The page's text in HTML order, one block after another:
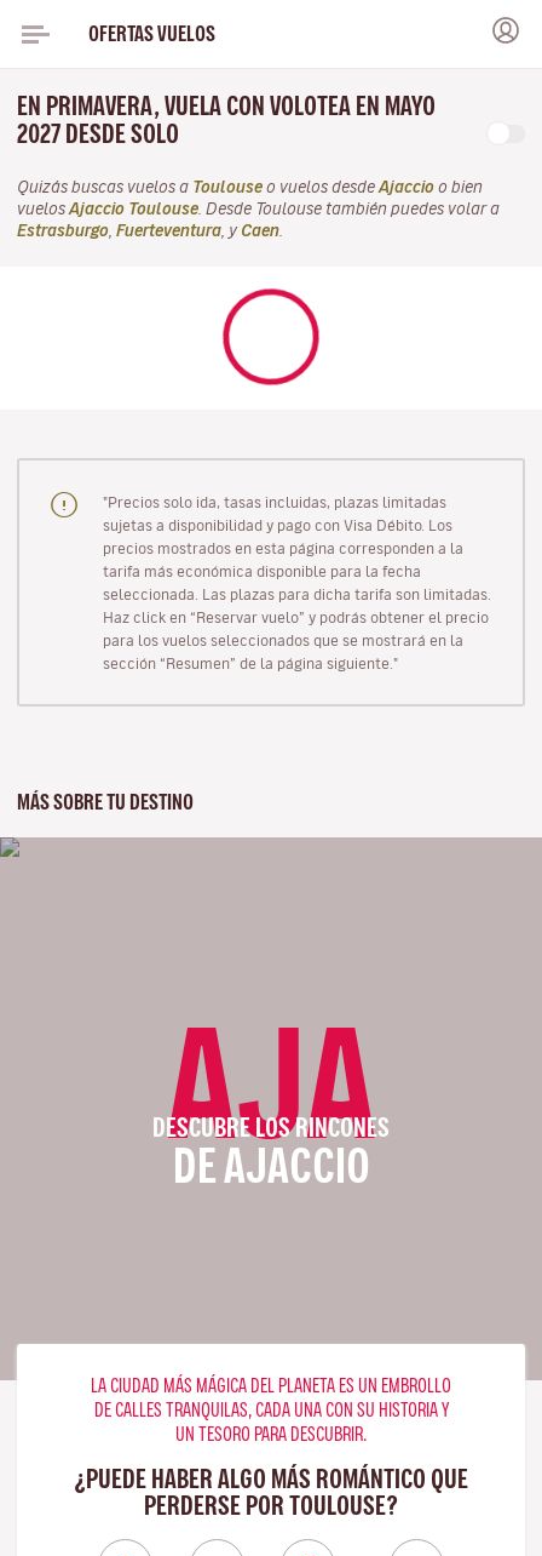
OFERTAS VUELOS
EN PRIMAVERA, VUELA CON VOLOTEA EN MAYO
2027 DESDE SOLO
Quizás buscas vuelos a Toulouse o vuelos desde Ajaccio o bien
vuelos Ajaccio Toulouse . Desde Toulouse también puedes volar a
Estrasburgo Fuerteventura , y Caen
"Precios solo ida, tasas incluidas, plazas limitadas
sujetas a disponibilidad y pago con Visa Débito. Los
precios mostrados en esta página corresponden a la
tarifa más económica disponible para la fecha
seleccionada. Las plazas para dicha tarifa son limitadas.
Haz click en “Reservar vuelo” y podrás obtener el precio
para los vuelos seleccionados que se mostrará en la
sección “Resumen” de la página siguiente."
MÁS SOBRE TU DESTINO
AJA
DESCUBRE LOS RINCONES
DE AJACCIO
LA CIUDAD MÁS MÁGICA DEL PLANETA ES UN EMBROLLO
DE CALLES TRANQUILAS, CADA UNA CON SU HISTORIA Y
UN TESORO PARA DESCUBRIR.
¿PUEDE HABER ALGO MÁS ROMÁNTICO QUE
PERDERSE POR TOULOUSE?